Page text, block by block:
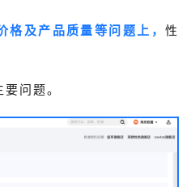
格及产品质量等问题上，性
问题。